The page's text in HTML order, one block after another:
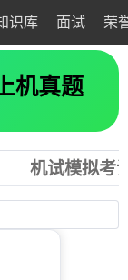
识库 面试 荣
机真题
机试模拟考